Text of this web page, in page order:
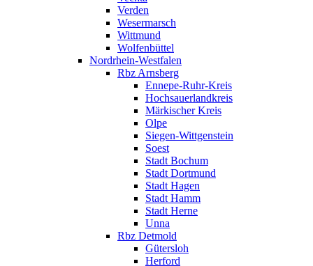
Verden
Wesermarsch
Wittmund
Wolfenbüttel
Nordrhein-Westfalen
Rbz Arnsberg
Ennepe-Ruhr-Kreis
Hochsauerlandkreis
Märkischer Kreis
Olpe
Siegen-Wittgenstein
Soest
Stadt Bochum
Stadt Dortmund
Stadt Hagen
Stadt Hamm
Stadt Herne
Unna
Rbz Detmold
Gütersloh
Herford